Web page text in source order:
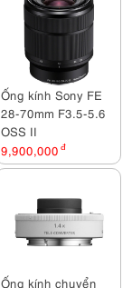
Ống kính Sony FE
28-70mm F3.5-5.6
OSS II
9,900,000 đ
Ống kính chuyển